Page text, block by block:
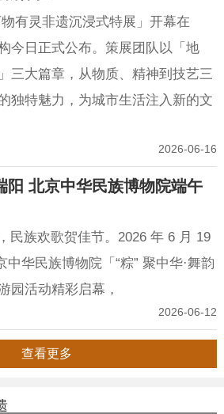
物有灵非遗沉浸式特展」开幕在
今日正式公布。策展团队以「地
三大篇章，从物质、精神到技艺三
独特魅力，为城市生活注入新的文
2026-06-16
阳 北京中华民族博物院端午
民族欢歌贺佳节。2026 年 6 月 19
中华民族博物院「“粽” 聚中华·舞韵
园活动精彩启幕，
2026-06-12
查看更多